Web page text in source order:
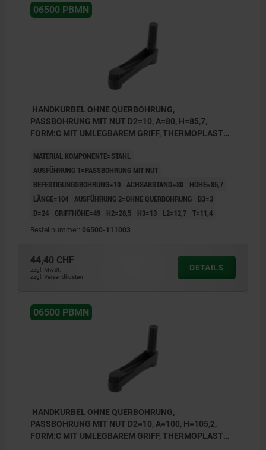
06500 PBMN
HANDKURBEL OHNE QUERBOHRUNG,
PASSBOHRUNG MIT NUT D2=10, A=80, H=85,7,
FORM:C MIT UMLEGBAREM GRIFF, THERMOPLAST
MATERIAL KOMPONENTE=STAHL
AUSFÜHRUNG 1=PASSBOHRUNG MIT NUT
BEFESTIGUNGSBOHRUNG=10 ACHSABSTAND=80
HÖHE=85,7
LÄNGE=104 AUSFÜHRUNG 2=OHNE QUERBOHRUNG
B3=3
D=24
GRIFFHÖHE=49 H2=28,5 H3=13 L2=12,7 T=11,4
Bestellnummer: 06500-111003
44,40 CHF
zzgl. MwSt.
zzgl. Versandkosten
DETAILS
06500 PBMN
HANDKURBEL OHNE QUERBOHRUNG,
PASSBOHRUNG MIT NUT D2=10, A=100, H=105,2,
FORM:C MIT UMLEGBAREM GRIFF, THERMOPLAST